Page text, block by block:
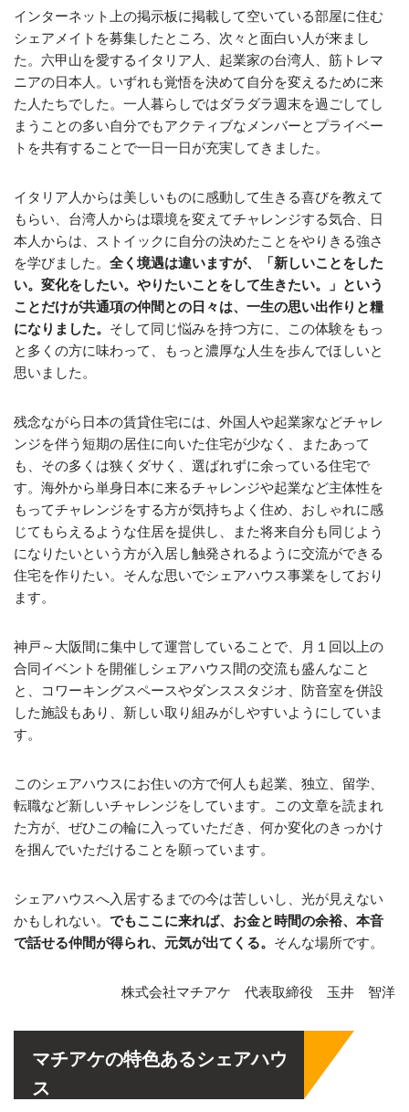
インターネット上の掲示板に掲載して空いている部屋に住む
シェアメイトを募集したところ、次々と面白い人が来まし
た。六甲山を愛するイタリア人、起業家の台湾人、筋トレマ
ニアの日本人。いずれも覚悟を決めて自分を変えるために来
た人たちでした。一人暮らしではダラダラ週末を過ごしてし
まうことの多い自分でもアクティブなメンバーとプライベー
トを共有することで一日一日が充実してきました。
イタリア人からは美しいものに感動して生きる喜びを教えて
もらい、台湾人からは環境を変えてチャレンジする気合、日
本人からは、ストイックに自分の決めたことをやりきる強さ
を学びました。 全く境遇は違いますが、「新しいことをした
い。変化をしたい。やりたいことをして生きたい。」という
ことだけが共通項の仲間との日々は、一生の思い出作りと糧
になりました。 そして同じ悩みを持つ方に、この体験をもっ
と多くの方に味わって、もっと濃厚な人生を歩んでほしいと
思いました。
残念ながら日本の賃貸住宅には、外国人や起業家などチャレ
ンジを伴う短期の居住に向いた住宅が少なく、またあって
も、その多くは狭くダサく、選ばれずに余っている住宅で
す。海外から単身日本に来るチャレンジや起業など主体性を
もってチャレンジをする方が気持ちよく住め、おしゃれに感
じてもらえるような住居を提供し、また将来自分も同じよう
になりたいという方が入居し触発されるように交流ができる
住宅を作りたい。そんな思いでシェアハウス事業をしており
ます。
神戸～大阪間に集中して運営していることで、月１回以上の
合同イベントを開催しシェアハウス間の交流も盛んなこと
と、コワーキングスペースやダンススタジオ、防音室を併設
した施設もあり、新しい取り組みがしやすいようにしていま
す。
このシェアハウスにお住いの方で何人も起業、独立、留学、
転職など新しいチャレンジをしています。この文章を読まれ
た方が、ぜひこの輪に入っていただき、何か変化のきっかけ
を掴んでいただけることを願っています。
シェアハウスへ入居するまでの今は苦しいし、光が見えない
かもしれない。 でもここに来れば、お金と時間の余裕、本音
で話せる仲間が得られ、元気が出てくる。 そんな場所です。
株式会社マチアケ 代表取締役 玉井 智洋
マチアケの特色あるシェアハウ
ス